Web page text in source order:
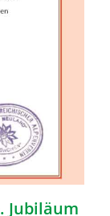
Jubiläum